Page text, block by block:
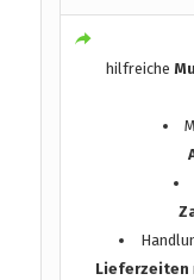
hilfreiche
Lieferzeiten